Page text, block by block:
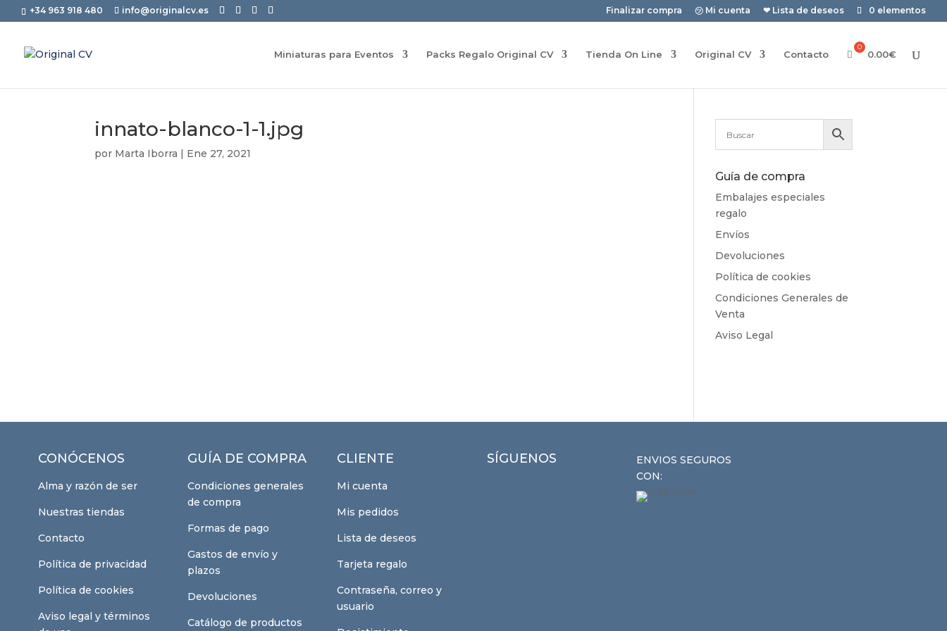
+34 963 918 480 info@originalcv.es Finalizar compra ㋡ Mi cuenta ❤ Lista de deseos 0 elementos
Miniaturas para Eventos Packs Regalo Original CV Tienda On Line Original CV Contacto 0.00€
innato-blanco-1-1.jpg
por Marta Iborra | Ene 27, 2021
Guía de compra
Embalajes especiales
regalo
Envíos
Devoluciones
Política de cookies
Condiciones Generales de
Venta
Aviso Legal
CONÓCENOS
Alma y razón de ser
Nuestras tiendas
Contacto
Política de privacidad
Política de cookies
Aviso legal y términos
GUÍA DE COMPRA
Condiciones generales
de compra
Formas de pago
Gastos de envío y
plazos
Devoluciones
Catálogo de productos
CLIENTE
Mi cuenta
Mis pedidos
Lista de deseos
Tarjeta regalo
Contraseña, correo y
usuario
SÍGUENOS
ENVIOS SEGUROS
CON: